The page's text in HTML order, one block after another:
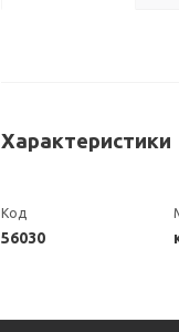
Характеристики
Код
56030